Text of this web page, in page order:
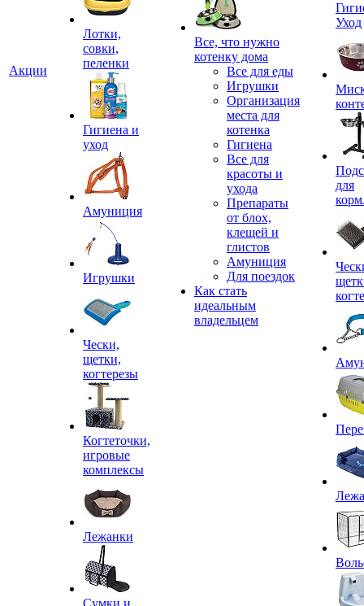
Акции
Лотки,
совки,
пеленки
Гигиена и
уход
Амуниция
Игрушки
Чески,
щетки,
когтерезы
Когтеточки,
игровые
комплексы
Лежанки
Сумки и
Все, что нужно
котенку дома
Все для еды
Игрушки
Организация
места для
котенка
Гигиена
Все для
красоты и
ухода
Препараты
от блох,
клещей и
глистов
Амуниция
Для поездок
Как стать
идеальным
владельцем
Уход
для